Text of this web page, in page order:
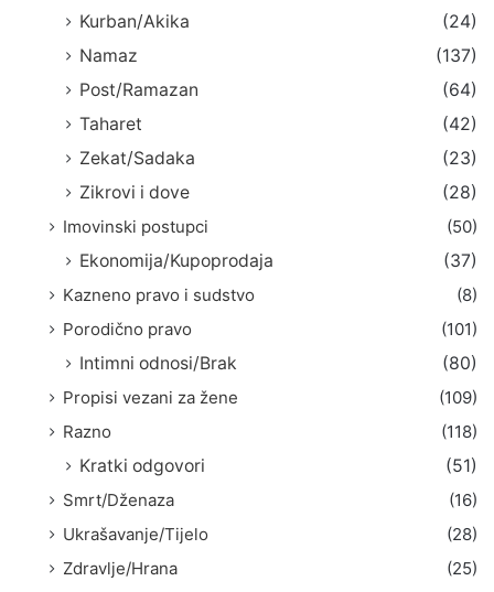
Kurban/Akika
(24)
Namaz
(137)
Post/Ramazan
(64)
Taharet
(42)
Zekat/Sadaka
(23)
Zikrovi i dove
(28)
Imovinski postupci
(50)
Ekonomija/Kupoprodaja
(37)
Kazneno pravo i sudstvo
(8)
Porodično pravo
(101)
Intimni odnosi/Brak
(80)
Propisi vezani za žene
(109)
Razno
(118)
Kratki odgovori
(51)
Smrt/Dženaza
(16)
Ukrašavanje/Tijelo
(28)
Zdravlje/Hrana
(25)